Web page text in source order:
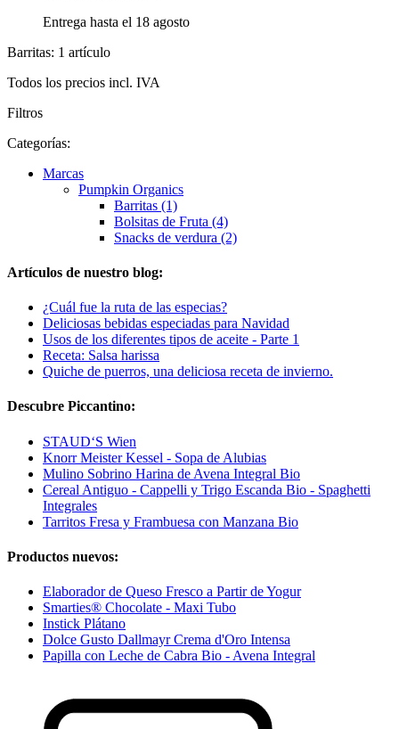
Entrega hasta el 18 agosto
Barritas: 1 artículo
Todos los precios incl. IVA
Filtros
Categorías:
Marcas
Pumpkin Organics
Barritas (1)
Bolsitas de Fruta (4)
Snacks de verdura (2)
Artículos de nuestro blog:
¿Cuál fue la ruta de las especias?
Deliciosas bebidas especiadas para Navidad
Usos de los diferentes tipos de aceite - Parte 1
Receta: Salsa harissa
Quiche de puerros, una deliciosa receta de invierno.
Descubre Piccantino:
STAUD‘S Wien
Knorr Meister Kessel - Sopa de Alubias
Mulino Sobrino Harina de Avena Integral Bio
Cereal Antiguo - Cappelli y Trigo Escanda Bio - Spaghetti
Integrales
Tarritos Fresa y Frambuesa con Manzana Bio
Productos nuevos:
Elaborador de Queso Fresco a Partir de Yogur
Smarties® Chocolate - Maxi Tubo
Instick Plátano
Dolce Gusto Dallmayr Crema d'Oro Intensa
Papilla con Leche de Cabra Bio - Avena Integral